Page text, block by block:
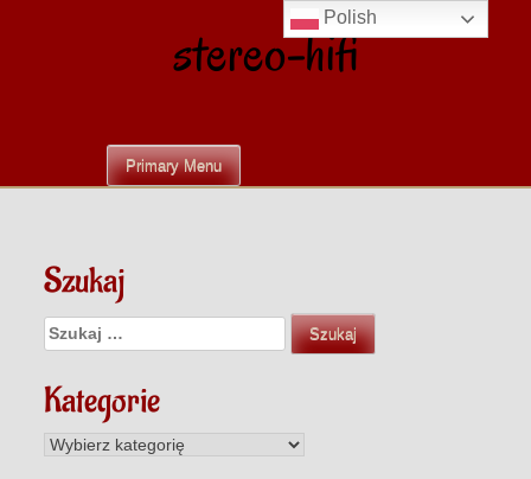
stereo-hifi
Primary Menu
Szukaj
Szukaj:
Kategorie
Kategorie
Polish